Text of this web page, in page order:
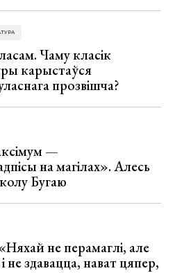
Чаму класік
карыстаўся
прозвішча?
—
на магілах». Алесь
Бугаю
не перамаглі, але
не здавацца, нават цяпер,